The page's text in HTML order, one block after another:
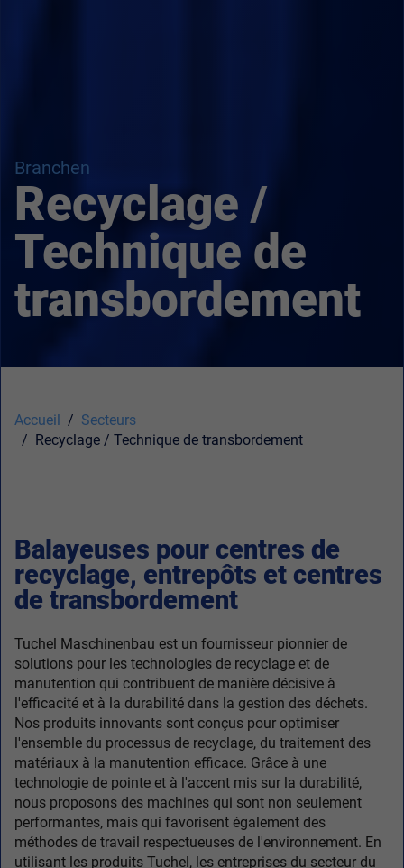
Branchen
Recyclage /
Technique de
transbordement
Accueil
Secteurs
Recyclage / Technique de transbordement
Balayeuses pour centres de
recyclage, entrepôts et centres
de transbordement
Tuchel Maschinenbau est un fournisseur pionnier de
solutions pour les technologies de recyclage et de
manutention qui contribuent de manière décisive à
l'efficacité et à la durabilité dans la gestion des déchets.
Nos produits innovants sont conçus pour optimiser
l'ensemble du processus de recyclage, du traitement des
matériaux à la manutention efficace. Grâce à une
technologie de pointe et à l'accent mis sur la durabilité,
nous proposons des machines qui sont non seulement
performantes, mais qui favorisent également des
méthodes de travail respectueuses de l'environnement. En
utilisant les produits Tuchel, les entreprises du secteur du